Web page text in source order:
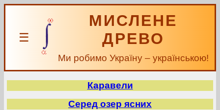
☰
МИСЛЕНЕ
ДРЕВО
Ми робимо Україну – українською!
Каравели
Серед озер ясних